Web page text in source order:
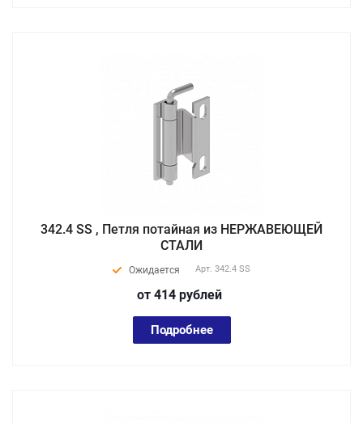
342.4 SS , Петля потайная из НЕРЖАВЕЮЩЕЙ
СТАЛИ
Ожидается Арт. 342.4 SS
от 414 рублей
Подробнее